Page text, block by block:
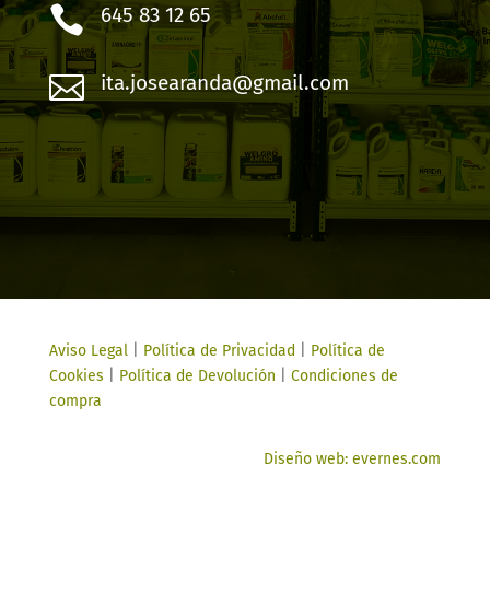
 645 83 12 65
 ita.josearanda@gmail.com
Aviso Legal| Política de Privacidad
Política de
Cookies
Política de Devolución
Condiciones de
compra
Diseño web: evernes.com